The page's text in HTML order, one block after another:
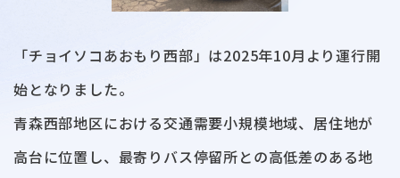
「チョイソコあおもり西部」は2025年10月より運行開
始となりました。
青森西部地区における交通需要小規模地域、居住地が
高台に位置し、最寄りバス停留所との高低差のある地